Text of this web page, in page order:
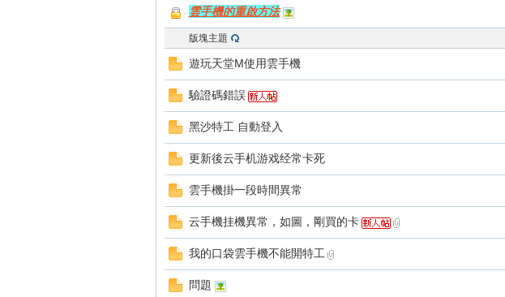
的
遊
雲手機的重啟方法
版塊主題
遊玩天堂M使用雲手機
驗證碼錯誤
黑沙特工 自動登入
更新後云手机游戏经常卡死
雲手機掛一段時間異常
云手機挂機異常，如圖，剛買的卡
我的口袋雲手機不能開特工
問題